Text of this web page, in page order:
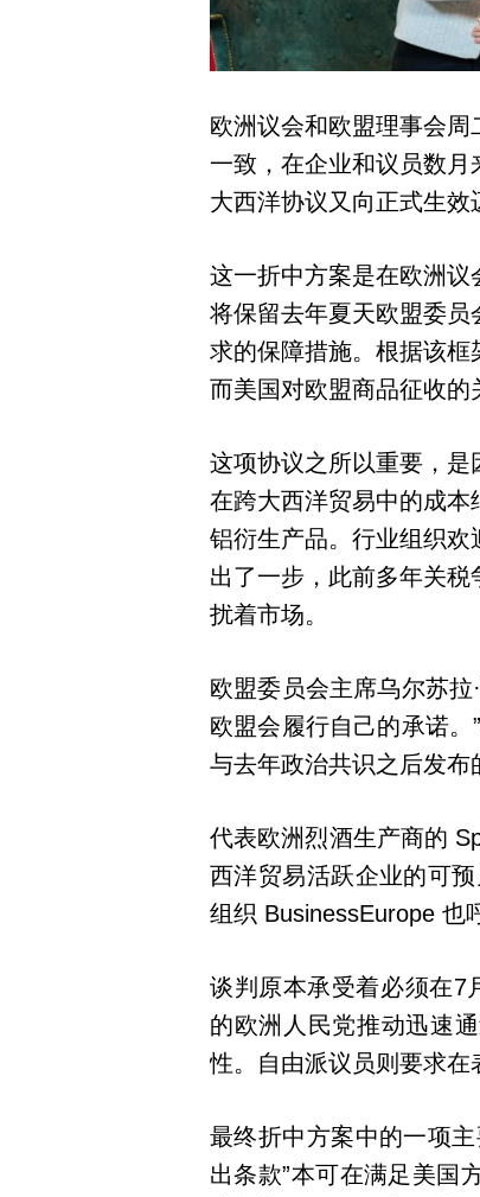
欧洲议会和欧盟理事会周
一致，在企业和议员数
大西洋协议又向正式生效
这一折中方案是在欧洲
将保留去年夏天欧盟委
求的保障措施。根据该框
而美国对欧盟商品征收的
这项协议之所以重要，
在跨大西洋贸易中的成
铝衍生产品。行业组织
出了一步，此前多年关
扰着市场。
欧盟委员会主席乌尔苏拉
欧盟会履行自己的承诺
与去年政治共识之后发布
代表欧洲烈酒生产商的
西洋贸易活跃企业的可
组织 BusinessEurope 也
谈判原本承受着必须在7
的欧洲人民党推动迅速
性。自由派议员则要求在
最终折中方案中的一项
出条款”本可在满足美国